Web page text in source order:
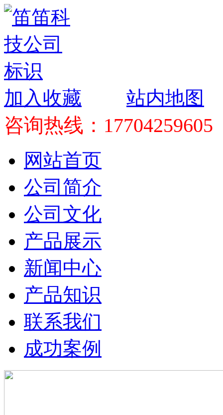
加入收藏 站内地图
咨询热线：17704259605
网站首页
公司简介
公司文化
产品展示
新闻中心
产品知识
联系我们
成功案例